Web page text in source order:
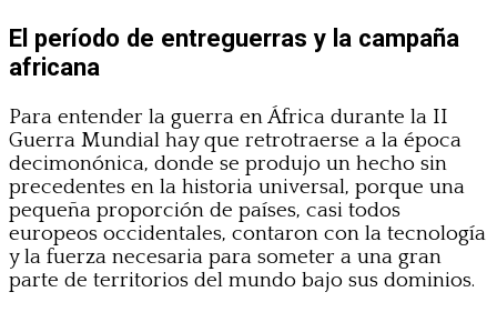
El período de entreguerras y la campaña
africana
Para entender la guerra en África durante la II
Guerra Mundial hay que retrotraerse a la época
decimonónica, donde se produjo un hecho sin
precedentes en la historia universal, porque una
pequeña proporción de países, casi todos
europeos occidentales, contaron con la tecnología
y la fuerza necesaria para someter a una gran
parte de territorios del mundo bajo sus dominios.